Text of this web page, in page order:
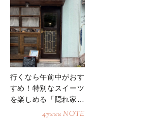
行くなら午前中がおす
すめ！特別なスイーツ
を楽しめる「隠れ家カ
4yuuu NOTE